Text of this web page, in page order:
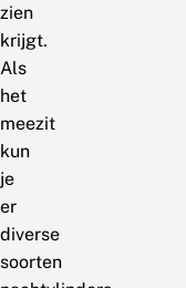
zien
krijgt.
Als
het
meezit
kun
je
er
diverse
soorten